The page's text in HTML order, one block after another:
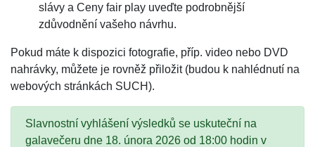
slávy a Ceny fair play uveďte podrobnější
zdůvodnění vašeho návrhu.
Pokud máte k dispozici fotografie, příp. video nebo DVD
nahrávky, můžete je rovněž přiložit (budou k nahlédnutí na
webových stránkách SUCH).
Slavnostní vyhlášení výsledků se uskuteční na
galavečeru dne 18. února 2026 od 18:00 hodin v